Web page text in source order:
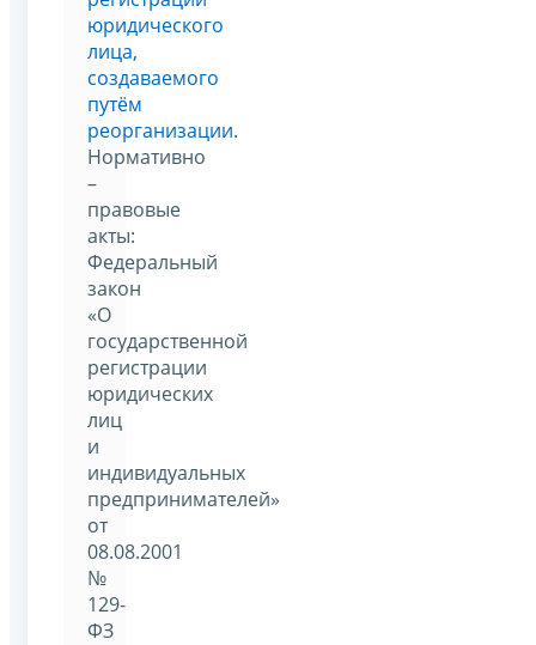
юридического
лица,
создаваемого
путём
реорганизации.
Нормативно
–
правовые
акты:
Федеральный
закон
«О
государственной
регистрации
юридических
лиц
и
индивидуальных
предпринимателей»
от
08.08.2001
№
129-
ФЗ